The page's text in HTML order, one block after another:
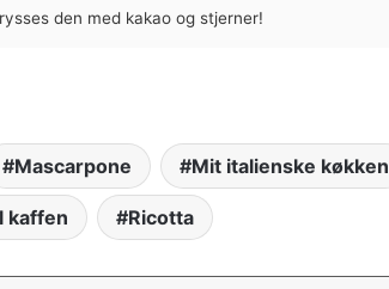
den med kakao og stjerner!
Mascarpone Mit italienske køkken
kaffen Ricotta